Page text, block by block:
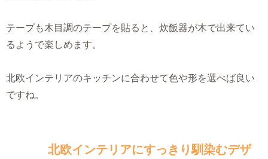
テープも木目調のテープを貼ると、炊飯器が木で出来てい
るようで楽しめます。
北欧インテリアのキッチンに合わせて色や形を選べば良い
ですね。
北欧インテリアにすっきり馴染むデザ